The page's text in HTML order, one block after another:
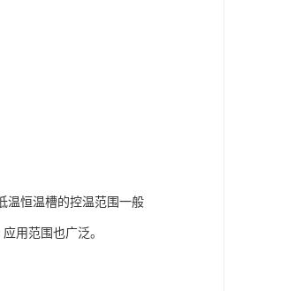
温恒温槽的控温范围一般
用范围也广泛。